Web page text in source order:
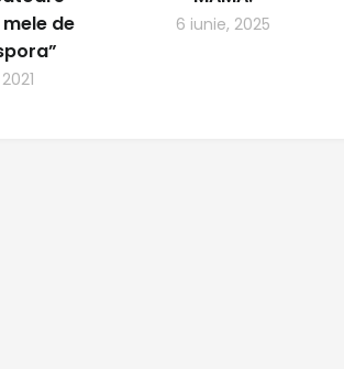
de
6 iunie, 2025